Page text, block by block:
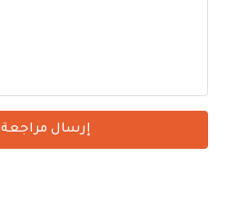
إرسال مراجعة